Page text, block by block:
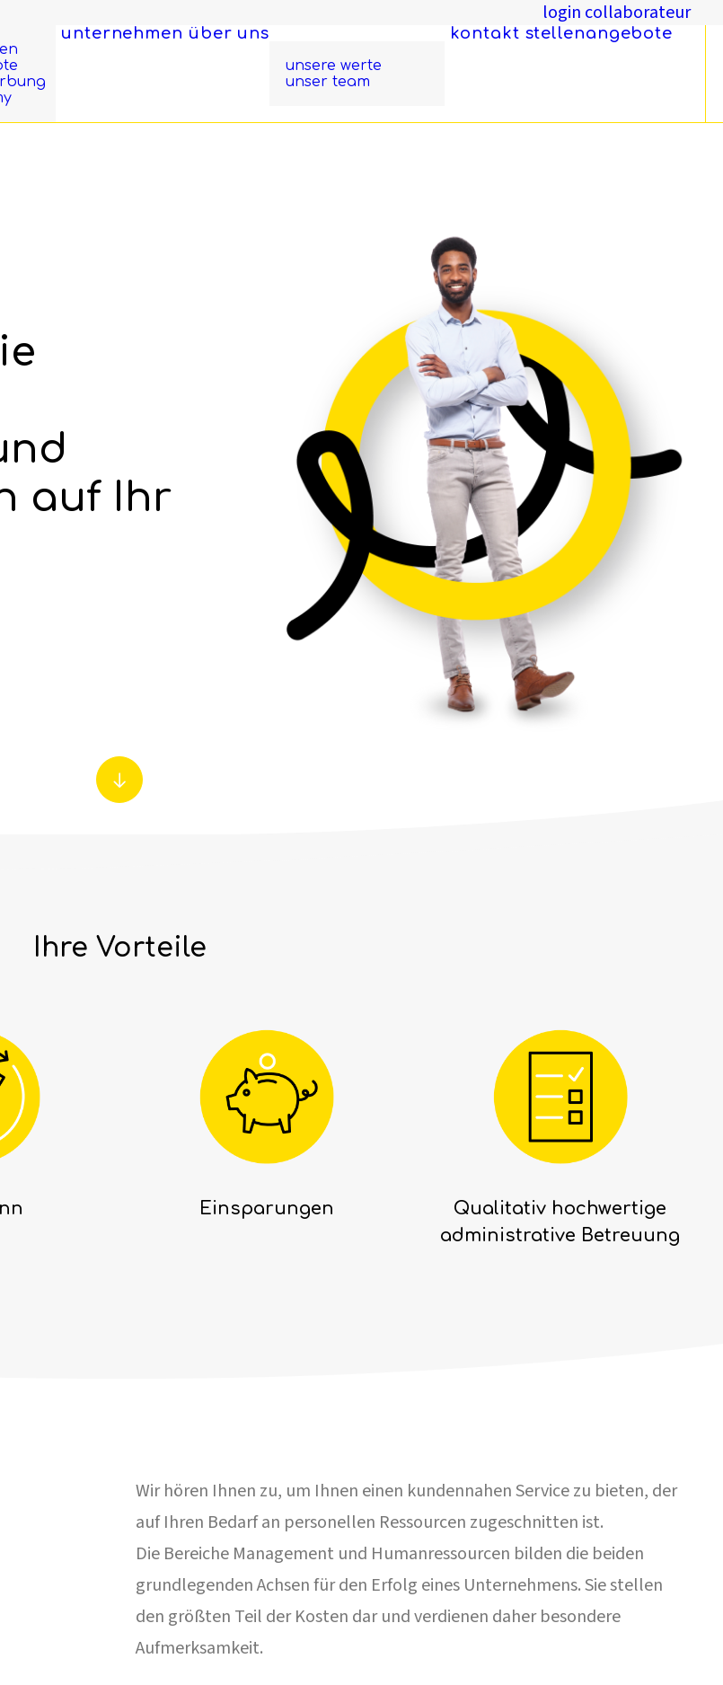
login collaborateur
unternehmen über uns
unsere werte
unser team
kontakt stellenangebote
auf Ihr
Ihre Vorteile
Einsparungen
Qualitativ hochwertige
administrative Betreuung
Wir hören Ihnen zu, um Ihnen einen kundennahen Service zu bieten, der
auf Ihren Bedarf an personellen Ressourcen zugeschnitten ist.
Die Bereiche Management und Humanressourcen bilden die beiden
grundlegenden Achsen für den Erfolg eines Unternehmens. Sie stellen
den größten Teil der Kosten dar und verdienen daher besondere
Aufmerksamkeit.